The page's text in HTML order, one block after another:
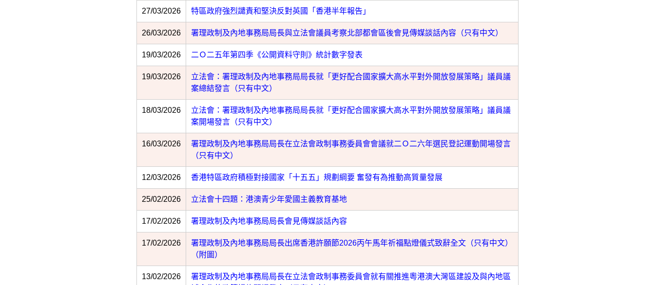
27/03/2026 特區政府強烈譴責和堅決反對英國「香港半年報告」
26/03/2026 署理政制及內地事務局局長與立法會議員考察北部都會區後會見傳媒談話內容（只有中文）
19/03/2026 二Ｏ二五年第四季《公開資料守則》統計數字發表
19/03/2026
立法會：署理政制及內地事務局局長就「更好配合國家擴大高水平對外開放發展策略」議員議
案總結發言（只有中文）
18/03/2026
立法會：署理政制及內地事務局局長就「更好配合國家擴大高水平對外開放發展策略」議員議
案開場發言（只有中文）
16/03/2026
署理政制及內地事務局局長在立法會政制事務委員會會議就二Ｏ二六年選民登記運動開場發言
（只有中文）
12/03/2026 香港特區政府積極對接國家「十五五」規劃綱要 奮發有為推動高質量發展
25/02/2026 立法會十四題：港澳青少年愛國主義教育基地
17/02/2026 署理政制及內地事務局局長會見傳媒談話內容
17/02/2026
署理政制及內地事務局局長出席香港許願節2026丙午馬年祈福點燈儀式致辭全文（只有中文）
（附圖）
13/02/2026
署理政制及內地事務局局長在立法會政制事務委員會就有關推進粵港澳大灣區建設及與內地區